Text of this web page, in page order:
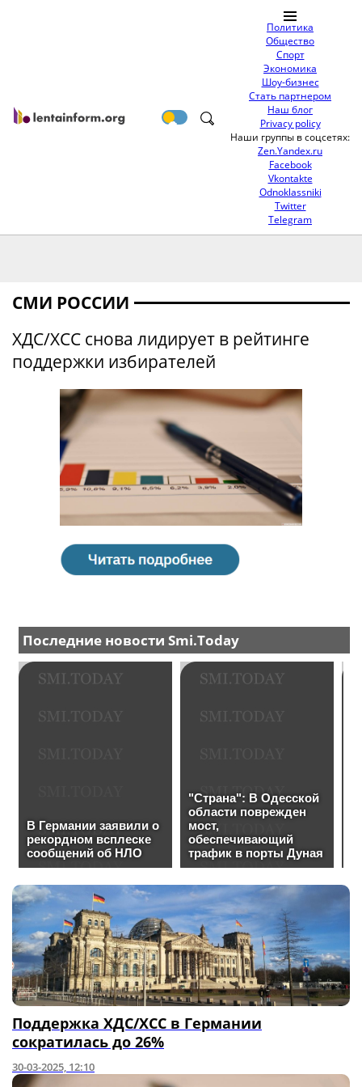
Политика
Общество
Спорт
Экономика
Шоу-бизнес
Стать партнером
Наш блог
Privacy policy
Наши группы в соцсетях:
Zen.Yandex.ru
Facebook
Vkontakte
Odnoklassniki
Twitter
Telegram
СМИ РОССИИ
ХДС/ХСС снова лидирует в рейтинге
поддержки избирателей
Поддержка ХДС/ХСС в Германии
сократилась до 26%
30-03-2025, 12:10